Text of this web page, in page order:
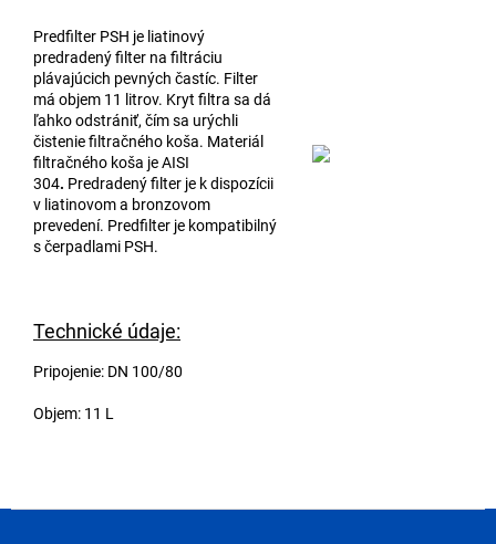
Predfilter PSH je liatinový
predradený filter na filtráciu
plávajúcich pevných častíc. Filter
má objem 11 litrov. Kryt filtra sa dá
ľahko odstrániť, čím sa urýchli
čistenie filtračného koša. Materiál
filtračného koša je AISI
304. Predradený filter je k dispozícii
v liatinovom a bronzovom
prevedení. Predfilter je kompatibilný
s čerpadlami PSH.
Technické údaje:
Pripojenie: DN 100/80
Objem: 11 L